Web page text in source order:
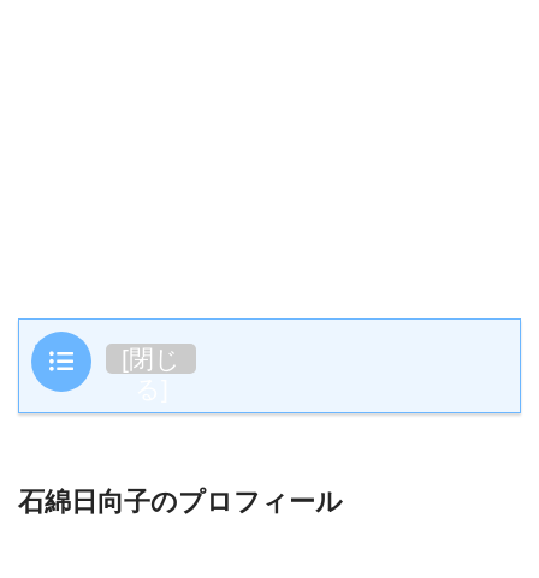
目次 [閉じ
石綿日向子のプロフィール